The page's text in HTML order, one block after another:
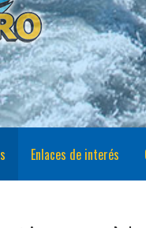
Pedro
Enlaces de interés